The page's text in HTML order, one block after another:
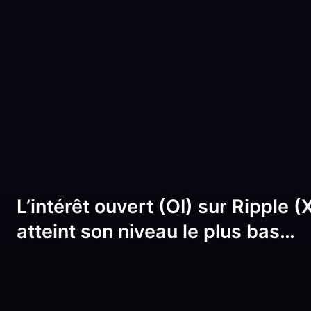
L’intérêt ouvert (OI) sur Ripple
atteint son niveau le plus bas…